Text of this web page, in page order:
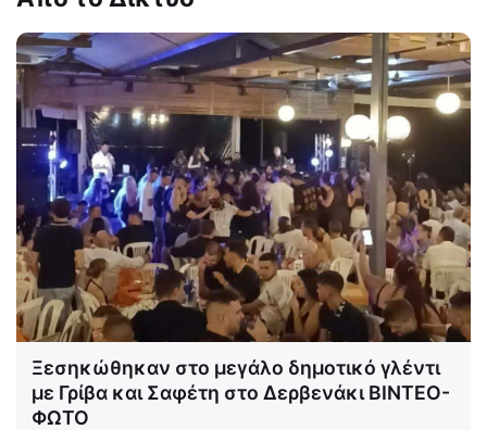
Ξεσηκώθηκαν στο μεγάλο δημοτικό γλέντι
με Γρίβα και Σαφέτη στο Δερβενάκι ΒΙΝΤΕΟ-
ΦΩΤΟ